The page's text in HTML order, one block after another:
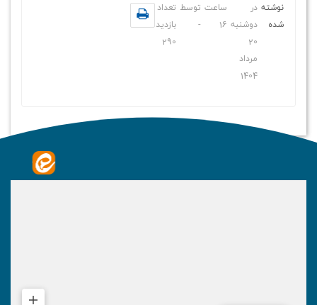
نوشته
شده
در
دوشنبه
20
مرداد
1404
ساعت
16
توسط
-
تعداد
بازدید
290